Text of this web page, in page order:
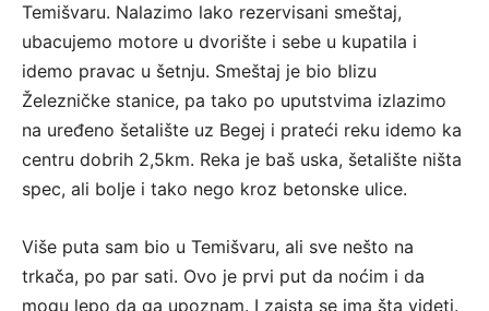
Temišvaru. Nalazimo lako rezervisani smeštaj,
ubacujemo motore u dvorište i sebe u kupatila i
idemo pravac u šetnju. Smeštaj je bio blizu
Železničke stanice, pa tako po uputstvima izlazimo
na uređeno šetalište uz Begej i prateći reku idemo ka
centru dobrih 2,5km. Reka je baš uska, šetalište ništa
spec, ali bolje i tako nego kroz betonske ulice.
Više puta sam bio u Temišvaru, ali sve nešto na
trkača, po par sati. Ovo je prvi put da noćim i da
mogu lepo da ga upoznam. I zaista se ima šta videti.